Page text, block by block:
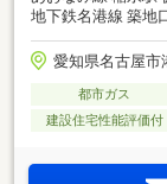
地下鉄名港線 築地
愛知県名古屋市
都市ガス
建設住宅性能評価付